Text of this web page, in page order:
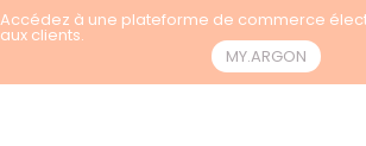
Accédez à une plateforme de commerce
aux clients.
MY.ARGON